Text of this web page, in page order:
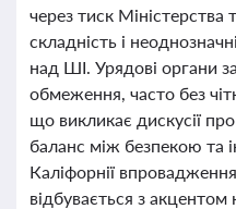
через тиск
складність і
над ШІ. Урядові органи
обмеження, часто без
що викликає дискусії
баланс між безпекою та
Каліфорнії
відбувається з акцентом